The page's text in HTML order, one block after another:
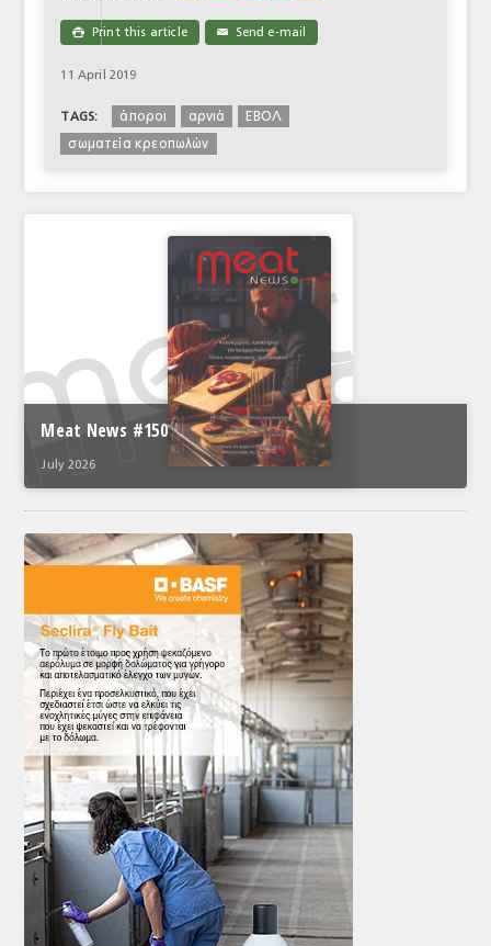
 Print this article ✉ Send e-mail
11 April 2019
TAGS: άποροι αρνιά
ΕΒΟΛ
σωματεία κρεοπωλών
Meat News #150
July 2026